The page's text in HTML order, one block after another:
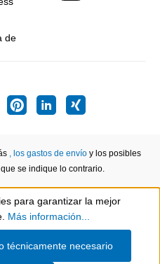
, los gastos de envío y los posibles
se indique lo contrario.
para garantizar la mejor
Más información...
técnicamente necesario